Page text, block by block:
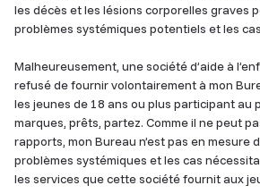
les décès et les lésions corporelles graves
problèmes systémiques potentiels et les
Malheureusement, une société d’aide à
refusé de fournir volontairement à mon
les jeunes de 18 ans ou plus participant au
marques, prêts, partez. Comme il ne peut
rapports, mon Bureau n’est pas en mesure
problèmes systémiques et les cas
les services que cette société fournit aux